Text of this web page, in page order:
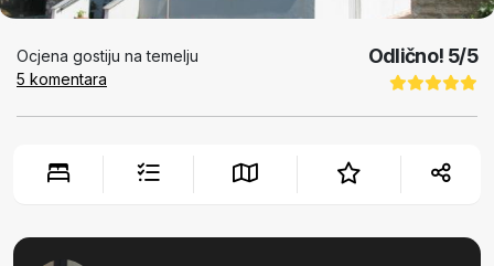
Ocjena gostiju na temelju
5 komentara
Odlično! 5/5